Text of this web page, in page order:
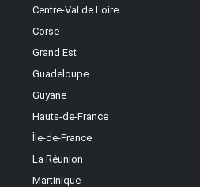
Centre-Val de Loire
Corse
Grand Est
Guadeloupe
Guyane
Hauts-de-France
Île-de-France
La Réunion
Martinique